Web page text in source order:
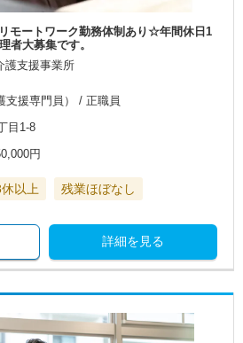
モートワーク勤務体制あり☆年間休日1
者大募集です。
護支援事業所
支援専門員） / 正職員
目1-8
円
以上 残業ほぼなし
詳細を見る